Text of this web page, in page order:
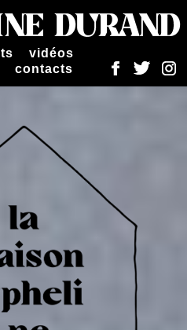
vidéos
contacts